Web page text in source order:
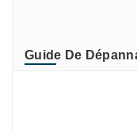
Guide De